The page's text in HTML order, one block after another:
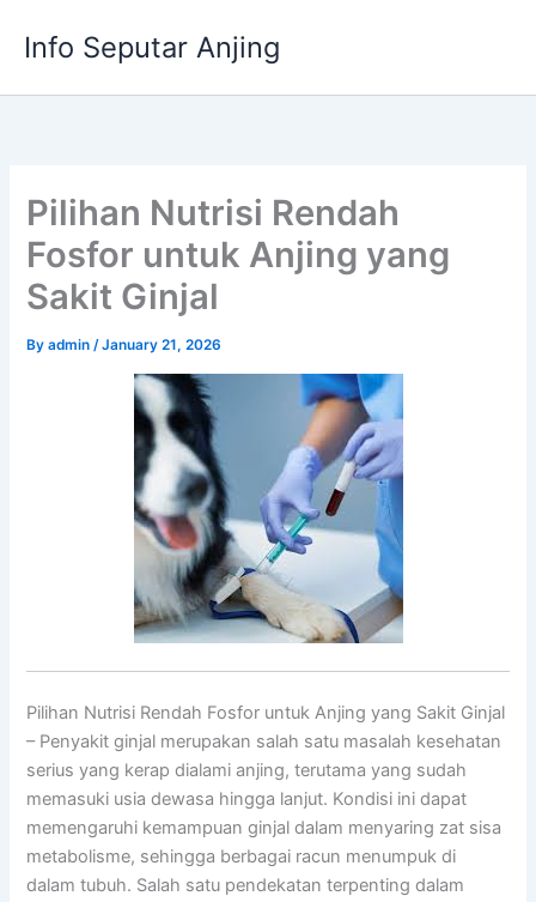
Info Seputar Anjing
Pilihan Nutrisi Rendah
Fosfor untuk Anjing yang
Sakit Ginjal
Byadmin/January 21, 2026
Pilihan Nutrisi Rendah Fosfor untuk Anjing yang Sakit Ginjal
– Penyakit ginjal merupakan salah satu masalah kesehatan
serius yang kerap dialami anjing, terutama yang sudah
memasuki usia dewasa hingga lanjut. Kondisi ini dapat
memengaruhi kemampuan ginjal dalam menyaring zat sisa
metabolisme, sehingga berbagai racun menumpuk di
dalam tubuh. Salah satu pendekatan terpenting dalam